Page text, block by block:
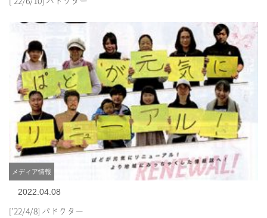
メディア情報
2022.04.08
[’22/4/8] パドクター